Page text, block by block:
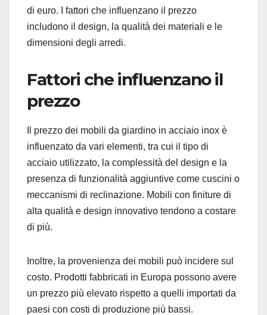
di euro. I fattori che influenzano il prezzo
includono il design, la qualità dei materiali e le
dimensioni degli arredi.
Fattori che influenzano il
prezzo
Il prezzo dei mobili da giardino in acciaio inox è
influenzato da vari elementi, tra cui il tipo di
acciaio utilizzato, la complessità del design e la
presenza di funzionalità aggiuntive come cuscini o
meccanismi di reclinazione. Mobili con finiture di
alta qualità e design innovativo tendono a costare
di più.
Inoltre, la provenienza dei mobili può incidere sul
costo. Prodotti fabbricati in Europa possono avere
un prezzo più elevato rispetto a quelli importati da
paesi con costi di produzione più bassi.